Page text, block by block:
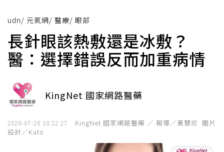
udn/ 元氣網/ 醫療/ 眼部
長針眼該熱敷還是冰敷？
醫：選擇錯誤反而加重病情
KingNet 國家網路醫藥
2020-07-20 10:22:27
KingNet 國家網路醫藥 ／ 報導／黃慧玫 圖片
設計／Kato